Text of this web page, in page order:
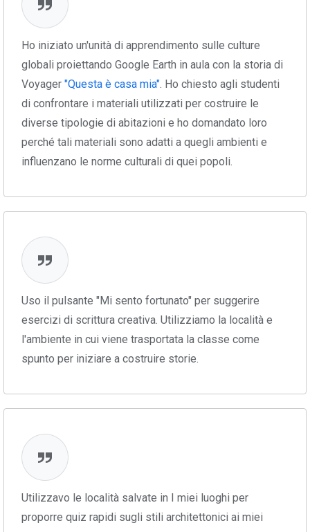
Ho iniziato un'unità di apprendimento sulle culture
globali proiettando Google Earth in aula con la storia di
Voyager "Questa è casa mia" . Ho chiesto agli studenti
di confrontare i materiali utilizzati per costruire le
diverse tipologie di abitazioni e ho domandato loro
perché tali materiali sono adatti a quegli ambienti e
influenzano le norme culturali di quei popoli.
Uso il pulsante "Mi sento fortunato" per suggerire
esercizi di scrittura creativa. Utilizziamo la località e
l'ambiente in cui viene trasportata la classe come
spunto per iniziare a costruire storie.
Utilizzavo le località salvate in I miei luoghi per
proporre quiz rapidi sugli stili architettonici ai miei